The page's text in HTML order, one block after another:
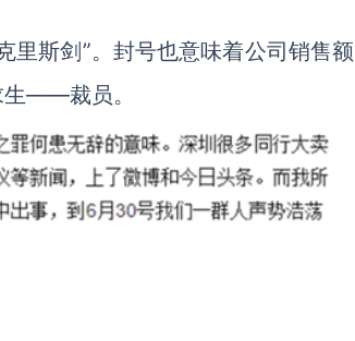
里斯剑”。封号也意味着公司销售额
生——裁员。